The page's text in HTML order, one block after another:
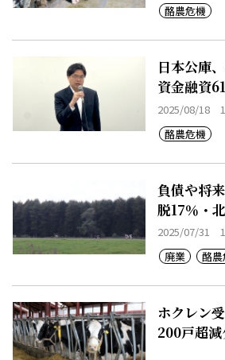
酪農危機
日本公庫
資金融資
2025/08/18
酪農危機
負債や将
脱17％・
2025/07/31
廃業
酪
ホクレン
200戸超